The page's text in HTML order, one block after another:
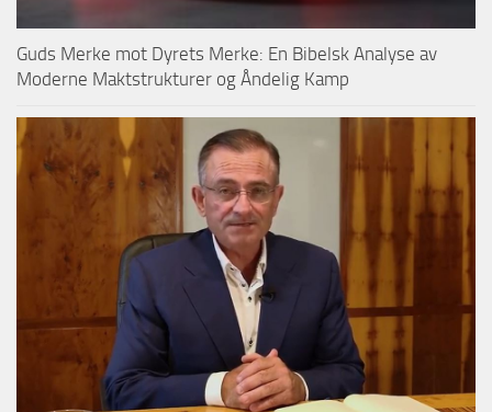
Guds Merke mot Dyrets Merke: En Bibelsk Analyse av
Moderne Maktstrukturer og Åndelig Kamp